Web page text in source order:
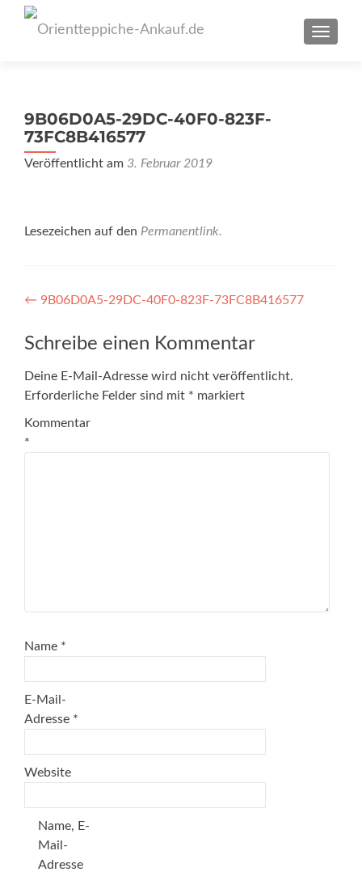
9B06D0A5-29DC-40F0-823F-
73FC8B416577
Veröffentlicht am 3. Februar 2019
Lesezeichen auf den Permanentlink.
Artikel-
Navigation
← 9B06D0A5-29DC-40F0-823F-73FC8B416577
Schreibe einen Kommentar
Deine E-Mail-Adresse wird nicht veröffentlicht.
Erforderliche Felder sind mit * markiert
Kommentar
*
Name *
E-Mail-
Adresse *
Website
Name, E-
Mail-
Adresse